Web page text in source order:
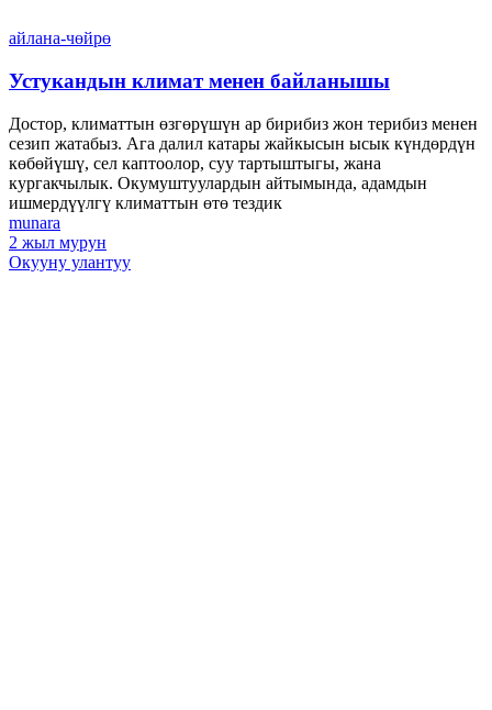
айлана-чөйрө
Устукандын климат менен байланышы
Достор, климаттын өзгөрүшүн ар бирибиз жон терибиз менен
сезип жатабыз. Ага далил катары жайкысын ысык күндөрдүн
көбөйүшү, сел каптоолор, суу тартыштыгы, жана
кургакчылык. Окумуштуулардын айтымында, адамдын
ишмердүүлгү климаттын өтө тездик
munara
2 жыл мурун
Окууну улантуу